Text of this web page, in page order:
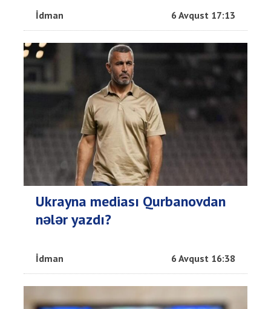
İdman 6 Avqust 17:13
Ukrayna mediası Qurbanovdan
nələr yazdı?
İdman 6 Avqust 16:38